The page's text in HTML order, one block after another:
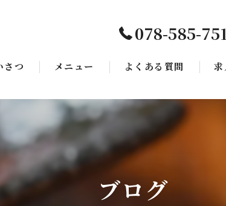
078-585-
さつ メニュー
ギャラリー
よくある質問
ブログ